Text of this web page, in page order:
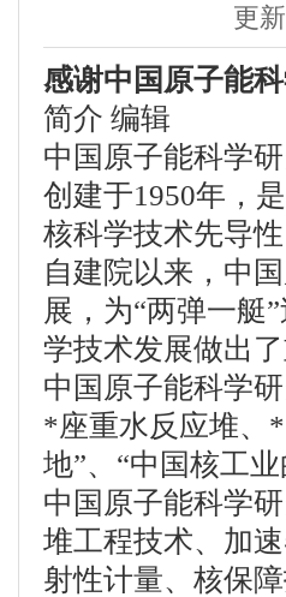
更
感谢中国原子能
简介 编辑
中国原子能科学
创建于1950年，
核科学技术先导
自建院以来，中
展，为“两弹一艇
学技术发展做出
中国原子能科学
*座重水反应堆、
地”、“中国核工
中国原子能科学
堆工程技术、加
射性计量、核保